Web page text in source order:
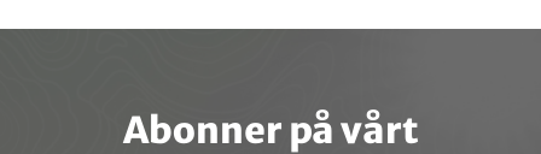
Abonner på vårt